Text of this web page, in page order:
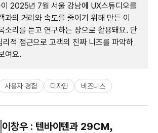
2025년 7월 서울 강남에 UX스튜디오를
과의 거리와 속도를 줄이기 위해 만든 이
소리를 듣고 연구하는 장으로 활용돼요. 단
리적 접근으로 고객의 진짜 니즈를 파악하
여요.
사용자 경험 디자인 비즈니스
이창우 : 텐바이텐과 29CM,